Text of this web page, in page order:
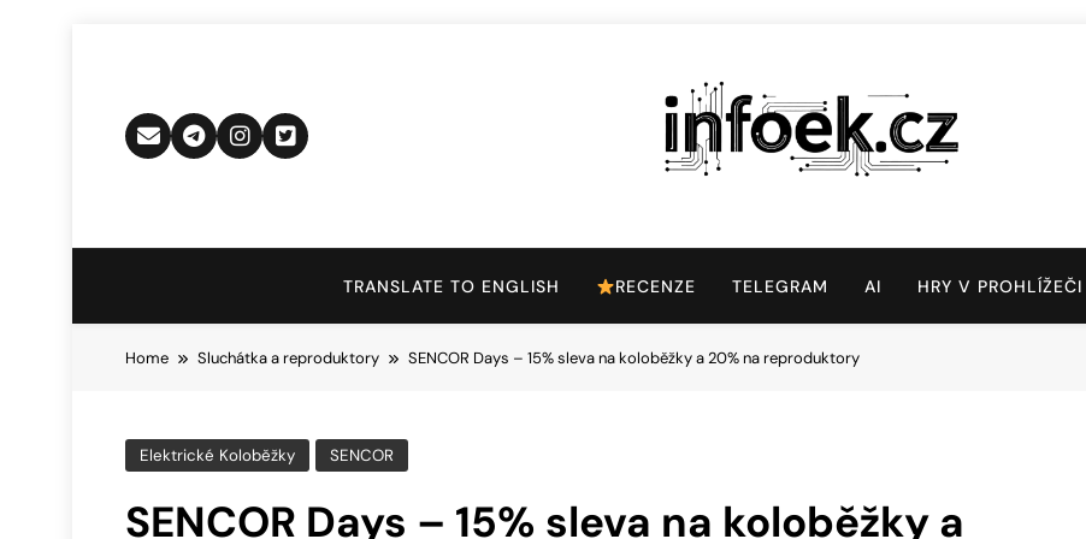
Infoek.cz
TRANSLATE TO ENGLISH RECENZE TELEGRAM AI HRY V PROHLÍŽEČI
Home Sluchátka a reproduktory SENCOR Days – 15% sleva na koloběžky a 20% na reproduktory
Elektrické Koloběžky SENCOR
SENCOR Days – 15% sleva na koloběžky a